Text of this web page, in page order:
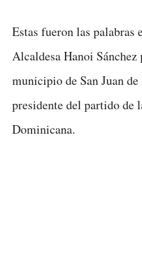
Estas fueron las palabras
Alcaldesa Hanoi Sánchez
municipio de San Juan
presidente del partido de
Dominicana.